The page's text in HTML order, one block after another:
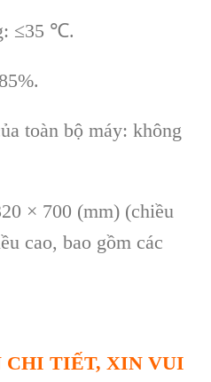
≤35 ℃.
toàn bộ máy: không
× 700 (mm) (chiều
ều cao, bao gồm các
CHI TIẾT, XIN VUI